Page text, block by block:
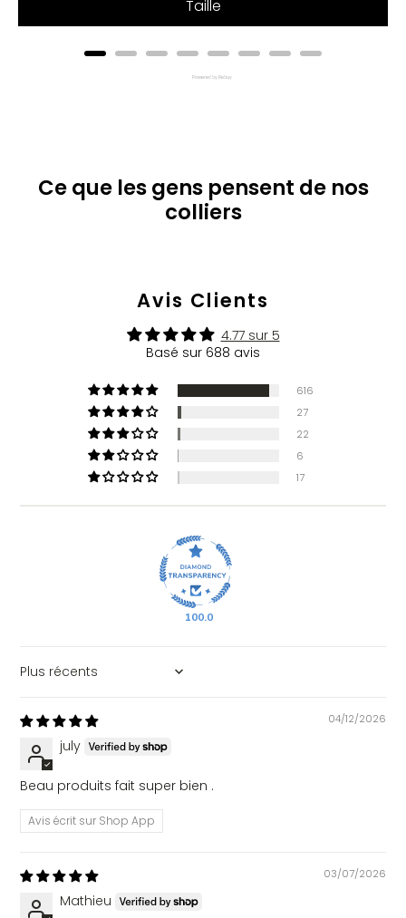
Taille
Powered by Rebuy
Ce que les gens pensent de nos
colliers
Avis Clients
4.77 sur 5
Basé sur 688 avis
616
27
22
6
17
100.0
Sort by
04/12/2026
july
Beau produits fait super bien .
Avis écrit sur Shop App
03/07/2026
Mathieu